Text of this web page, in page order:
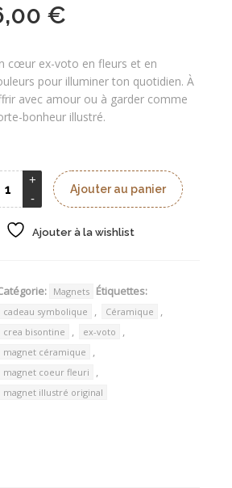
€
cœur ex-voto en fleurs et en
pour illuminer ton quotidien. À
avec amour ou à garder comme
bonheur illustré.
Ajouter au panier
Ajouter à la wishlist
Magnets Étiquettes:
cadeau symbolique , Céramique ,
crea bisontine , ex-voto ,
magnet céramique ,
magnet coeur fleuri ,
magnet illustré original